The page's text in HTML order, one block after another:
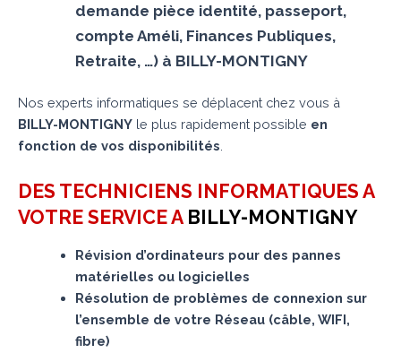
demande pièce identité, passeport,
compte Améli, Finances Publiques,
Retraite, …) à BILLY-MONTIGNY
Nos experts informatiques se déplacent chez vous à
BILLY-MONTIGNY le plus rapidement possible en
fonction de vos disponibilités.
DES TECHNICIENS INFORMATIQUES A
VOTRE SERVICE A BILLY-MONTIGNY
Révision d’ordinateurs pour des pannes
matérielles ou logicielles
Résolution de problèmes de connexion sur
l’ensemble de votre Réseau (câble, WIFI,
fibre)